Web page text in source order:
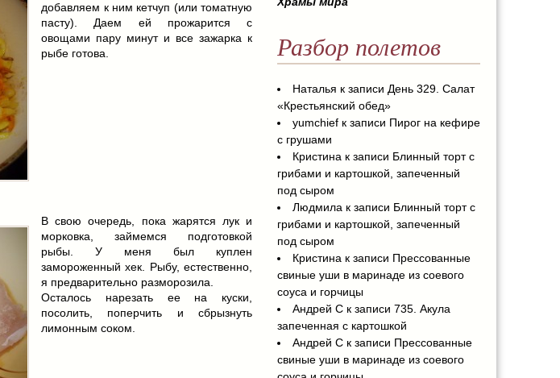
добавляем к ним кетчуп (или томатную
пасту). Даем ей прожарится с
овощами пару минут и все зажарка к
рыбе готова.
В свою очередь, пока жарятся лук и
морковка, займемся подготовкой
рыбы. У меня был куплен
замороженный хек. Рыбу, естественно,
я предварительно разморозила.
Осталось нарезать ее на куски,
посолить, поперчить и сбрызнуть
лимонным соком.
Разбор полетов
Наталья к записи День 329. Салат
«Крестьянский обед»
yumchiefк записи Пирог на кефире
с грушами
Кристинак записи Блинный торт с
грибами и картошкой, запеченный
под сыром
Людмилак записи Блинный торт с
грибами и картошкой, запеченный
под сыром
Кристинак записи Прессованные
свиные уши в маринаде из соевого
соуса и горчицы
Андрей Ск записи 735. Акула
запеченная с картошкой
Андрей Ск записи Прессованные
свиные уши в маринаде из соевого